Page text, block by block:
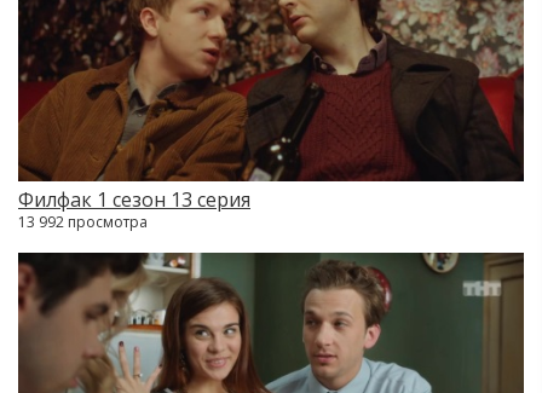
Филфак 1 сезон 13 серия
13 992 просмотра